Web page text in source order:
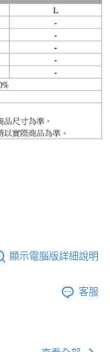
顯示電腦版詳細說明
客服